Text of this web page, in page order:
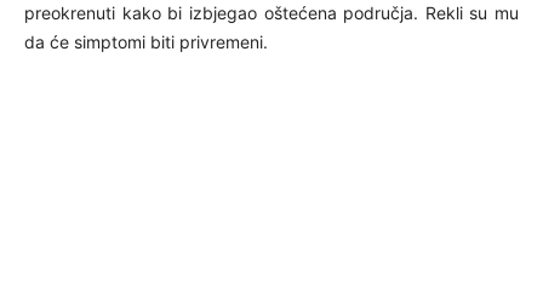
preokrenuti kako bi izbjegao oštećena područja. Rekli su mu
da će simptomi biti privremeni.